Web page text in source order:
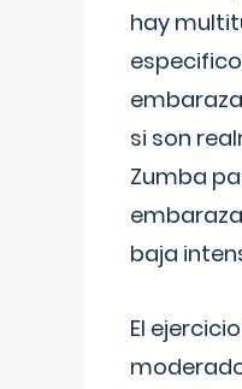
hay
si son
Zumba
baja
El